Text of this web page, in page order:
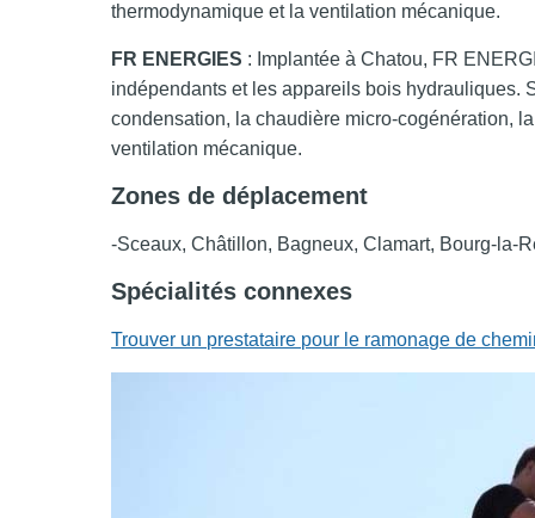
thermodynamique et la ventilation mécanique.
FR ENERGIES : Implantée à Chatou, FR
indépendants et les appareils bois hydrauliques.
condensation, la chaudière micro-cogénération,
ventilation mécanique.
Zones de déplacement
-Sceaux, Châtillon, Bagneux, Clamart, Bourg-la-
Spécialités connexes
Trouver un prestataire pour le ramonage de